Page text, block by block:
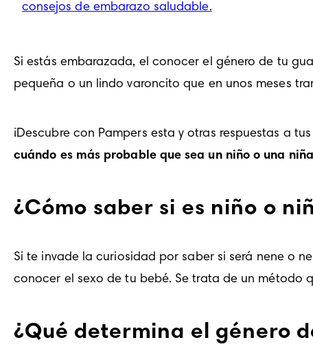
consejos de embarazo saludable.
Si estás embarazada, el conocer el género de tu
pequeña o un lindo varoncito que en unos meses
¡Descubre con Pampers esta y otras respuestas a
cuándo es más probable que sea un niño o una
¿Cómo saber si es niño o
Si te invade la curiosidad por saber si será nene o
conocer el sexo de tu bebé. Se trata de un método
¿Qué determina el género